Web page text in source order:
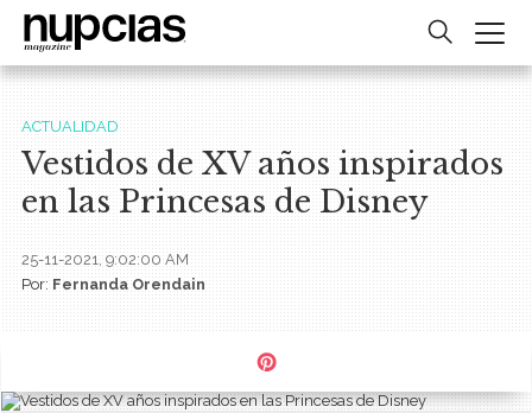
ACTUALIDAD
Vestidos de XV años inspirados
en las Princesas de Disney
25-11-2021, 9:02:00 AM
Por:Fernanda Orendain